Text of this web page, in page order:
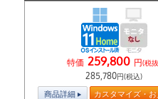
特価 259,800 円(税
285,780円(税込)
商品詳細 カスタマイズ・